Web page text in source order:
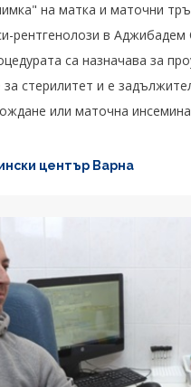
на матка и маточни
рентгенолози в Аджибадем
са назначава за
за стерилитет и е
или маточна
център Варна